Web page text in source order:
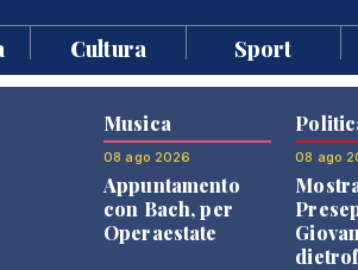
Cultura Sport
Musica
08 ago 2026
Appuntamento
con Bach, per
Operaestate
08 ago